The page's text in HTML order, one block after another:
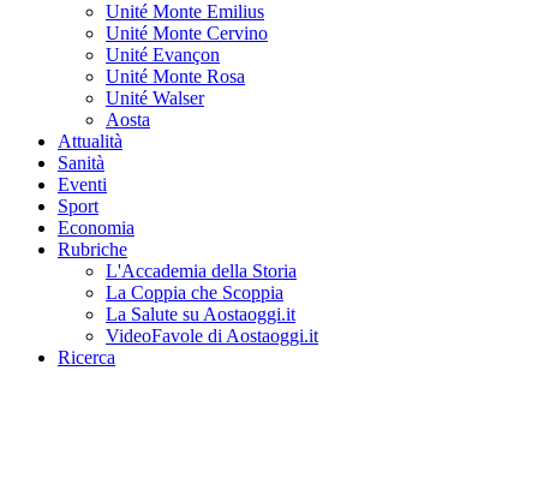
Unité Monte Emilius
Unité Monte Cervino
Unité Evançon
Unité Monte Rosa
Unité Walser
Aosta
Attualità
Sanità
Eventi
Sport
Economia
Rubriche
L'Accademia della Storia
La Coppia che Scoppia
La Salute su Aostaoggi.it
VideoFavole di Aostaoggi.it
Ricerca